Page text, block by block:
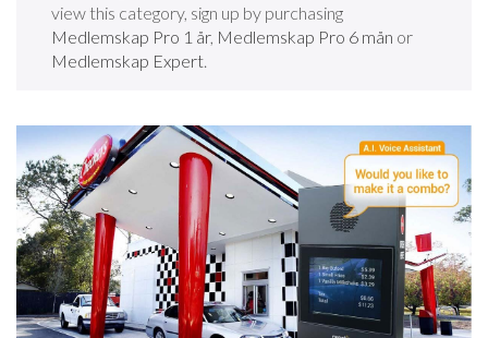
view this category, sign up by purchasing
Medlemskap Pro 1 år, Medlemskap Pro 6 mån or
Medlemskap Expert